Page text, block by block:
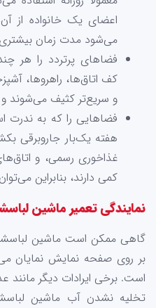
اعضای یک خانواده از
می‌شود مدت زمان بیشتری
فضاهای پرتردد را هر
کف اتاق‌ها، راهروها،
و سریع‌تر کثیف می‌شوند و
فضاهایی را که به ندرت
هفته یک‌بار جاروبرقی
غذاخوری رسمی، و
کمی دارند، بنابراین
نمایندگی تعمیر ماشین
گاهی ممکن است ماشین
بر روی صفحه نمایش نمایان
است. برخی ایرادات دیگر مانند
تخلیه نشدن آب ماشین